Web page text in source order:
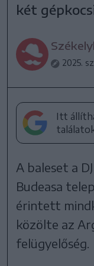
két
2025.
Itt
A baleset a
Budeasa
érintett
közölte az
felügyelőség.